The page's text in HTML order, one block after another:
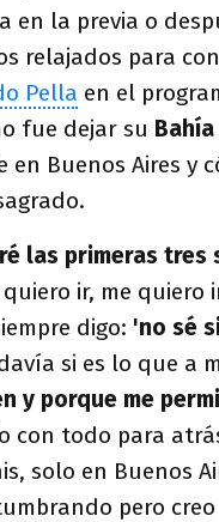
en la previa o
relajados para
Pella en el
fue dejar su
Buenos Aires y
las primeras tres
ir, me quiero
digo: 'no sé
si es lo que a
y porque me
con todo para
solo en Buenos
pero